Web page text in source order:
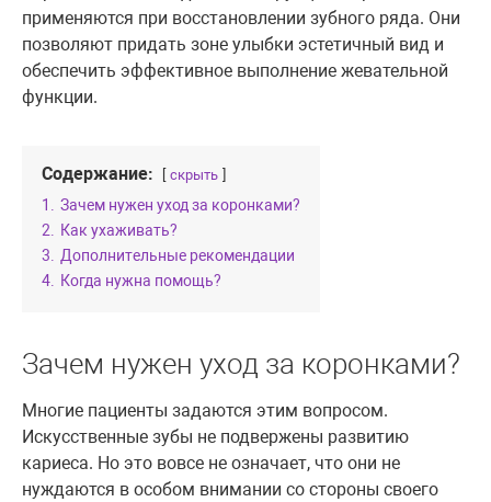
применяются при восстановлении зубного ряда. Они
позволяют придать зоне улыбки эстетичный вид и
обеспечить эффективное выполнение жевательной
функции.
Содержание: скрыть
1. Зачем нужен уход за коронками?
2. Как ухаживать?
3. Дополнительные рекомендации
4. Когда нужна помощь?
Зачем нужен уход за коронками?
Многие пациенты задаются этим вопросом.
Искусственные зубы не подвержены развитию
кариеса. Но это вовсе не означает, что они не
нуждаются в особом внимании со стороны своего